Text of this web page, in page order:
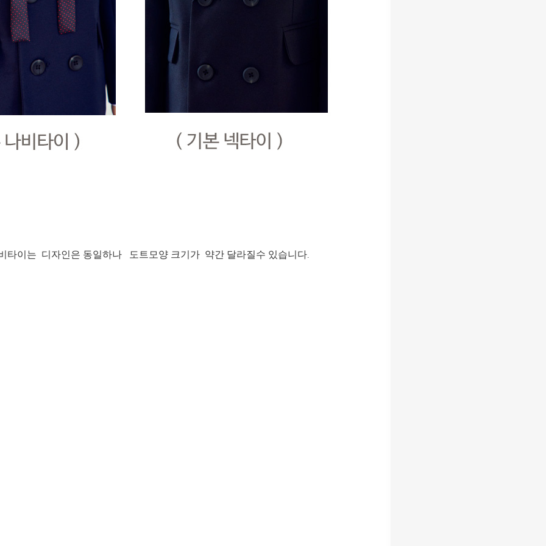
타이는 디자인은 동일하나 도트모양 크기가 약간 달라질수 있습니다.